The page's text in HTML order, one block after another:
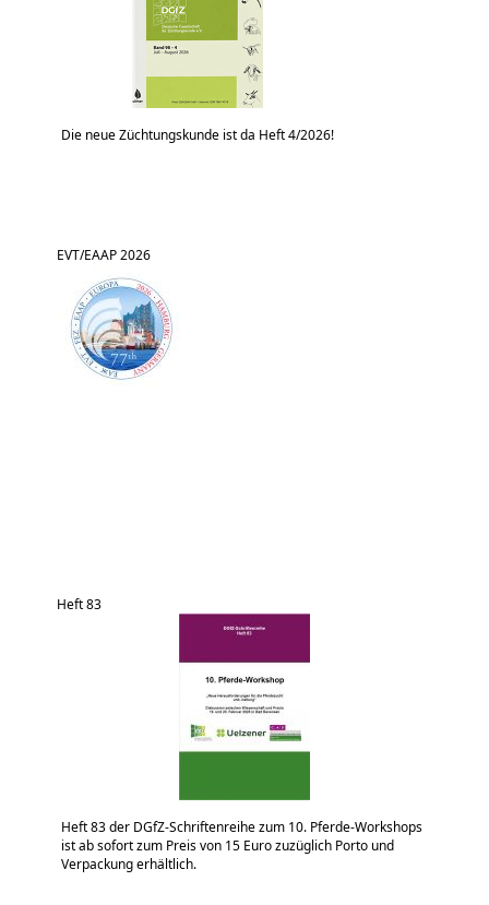
Die neue Züchtungskunde ist da Heft 4/2026!
EVT/EAAP 2026
Heft 83
Heft 83 der DGfZ-Schriftenreihe zum 10. Pferde-Workshops
ist ab sofort zum Preis von 15 Euro zuzüglich Porto und
Verpackung erhältlich.